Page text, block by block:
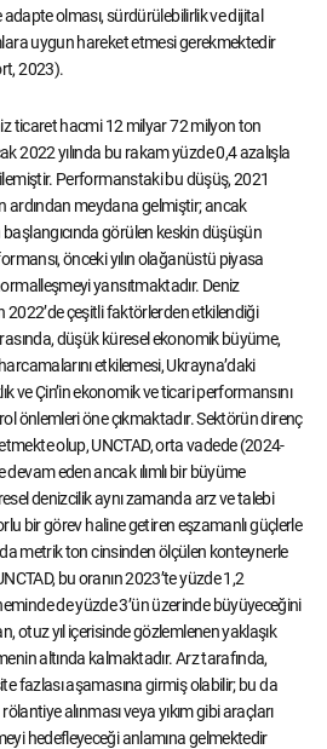
olması, sürdürülebilirlik ve dijital
uygun hareket etmesi gerekmektedir
2023).
ticaret hacmi 12 milyar 72 milyon ton
2022 yılında bu rakam yüzde 0,4 azalışla
Performanstaki bu düşüş, 2021
ardından meydana gelmiştir; ancak
başlangıcında görülen keskin düşüşün
önceki yılın olağanüstü piyasa
yansıtmaktadır. Deniz
çeşitli faktörlerden etkilendiği
düşük küresel ekonomik büyüme,
etkilemesi, Ukrayna’daki
ve Çin’in ekonomik ve ticari performansını
önlemleri öne çıkmaktadır. Sektörün direnç
olup, UNCTAD, orta vadede (2024-
eden ancak ılımlı bir büyüme
denizcilik aynı zamanda arz ve talebi
bir görev haline getiren eşzamanlı güçlerle
metrik ton cinsinden ölçülen konteynerle
bu oranın 2023’te yüzde 1,2
de yüzde 3’ün üzerinde büyüyeceğini
otuz yıl içerisinde gözlemlenen yaklaşık
altında kalmaktadır. Arz tarafında,
fazlası aşamasına girmiş olabilir; bu da
alınması veya yıkım gibi araçları
hedefleyeceği anlamına gelmektedir